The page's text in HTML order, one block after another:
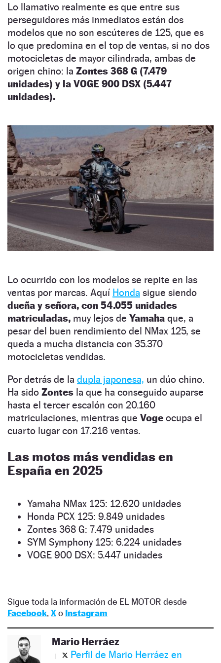
Lo llamativo realmente es que entre sus
perseguidores más inmediatos están dos
modelos que no son escúteres de 125, que es
lo que predomina en el top de ventas, si no dos
motocicletas de mayor cilindrada, ambas de
origen chino: la Zontes 368 G (7.479
unidades) y la VOGE 900 DSX (5.447
unidades).
Lo ocurrido con los modelos se repite en las
ventas por marcas. Aquí Honda sigue siendo
dueña y señora, con 54.055 unidades
matriculadas, muy lejos de Yamaha que, a
pesar del buen rendimiento del NMax 125, se
queda a mucha distancia con 35.370
motocicletas vendidas.
Por detrás de la dupla japonesa, un dúo chino.
Ha sido Zontes la que ha conseguido auparse
hasta el tercer escalón con 20.160
matriculaciones, mientras que Voge ocupa el
cuarto lugar con 17.216 ventas.
Las motos más vendidas en
España en 2025
Yamaha NMax 125: 12.620 unidades
Honda PCX 125: 9.849 unidades
Zontes 368 G: 7.479 unidades
SYM Symphony 125: 6.224 unidades
VOGE 900 DSX: 5.447 unidades
Sigue toda la información de EL MOTOR desde
Facebook, Xo Instagram
Mario Herráez
Perfil de Mario Herráez en